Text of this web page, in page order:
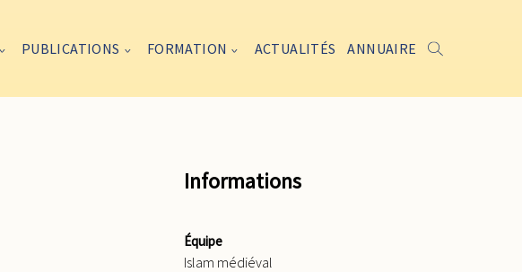
PUBLICATIONS FORMATION ACTUALITÉS ANNUAIRE
Informations
Équipe
Islam médiéval